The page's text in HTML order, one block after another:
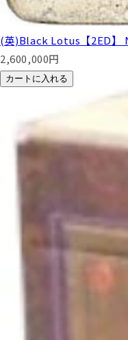
(英)Black Lotus【2ED】
2,600,000円
カートに入れる